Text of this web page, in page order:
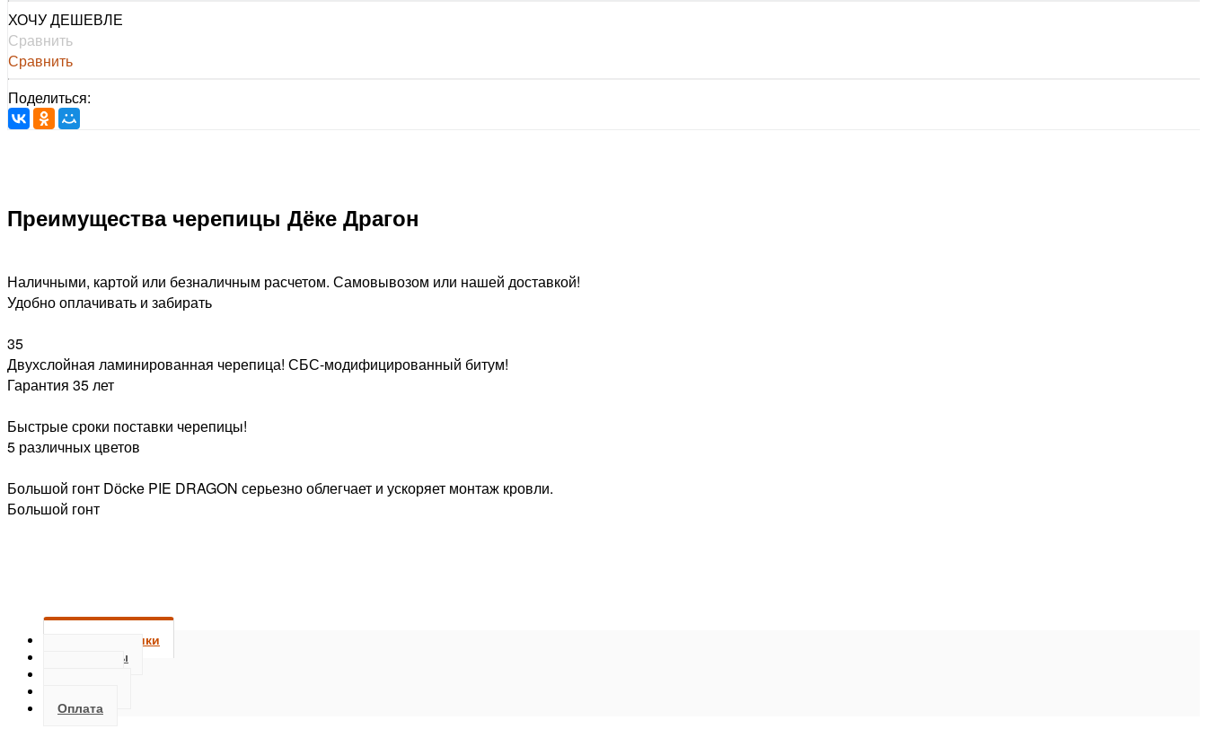
ХОЧУ ДЕШЕВЛЕ
Сравнить
Сравнить
Поделиться:
Преимущества черепицы Дёке Драгон
Наличными, картой или безналичным расчетом. Самовывозом или нашей доставкой!
Удобно оплачивать и забирать
35
Двухслойная ламинированная черепица! СБС-модифицированный битум!
Гарантия 35 лет
Быстрые сроки поставки черепицы!
5 различных цветов
Большой гонт Dӧcke PIE DRAGON серьезно облегчает и ускоряет монтаж кровли.
Большой гонт
Характеристики
Документы
Оплата